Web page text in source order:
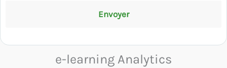
e-learning Analytics